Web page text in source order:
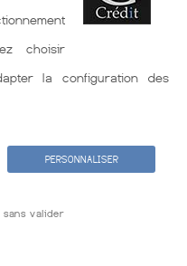
choisir
la configuration des
PERSONNALISER
sans valider